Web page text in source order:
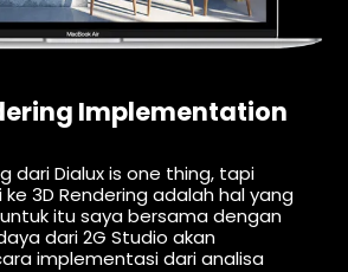
Implementation
dari Dialux is one thing, tapi
3D Rendering adalah hal yang
itu saya bersama dengan
dari 2G Studio akan
implementasi dari analisa